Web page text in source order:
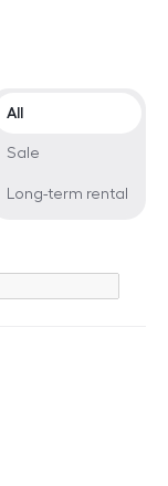
Offer type
All
Sale
Long-term rental